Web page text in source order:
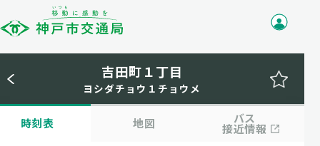
吉田町１丁目
ヨシダチョウ１チョウメ
時刻表 地図 バス
接近情報